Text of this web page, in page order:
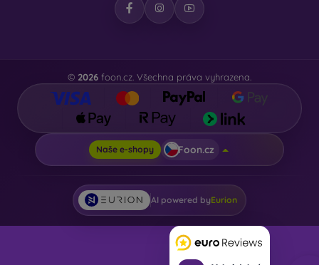
© 2026 foon.cz. Všechna práva vyhrazena.
Naše e-shopy Foon.cz
AI powered byEurion